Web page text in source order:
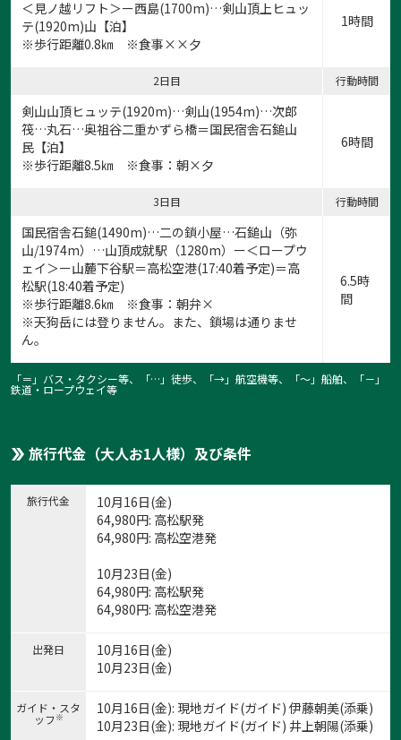
＜見ノ越リフト＞ー西島(1700m)…剣山頂上ヒュッ
テ(1920m)山【泊】
※歩行距離0.8㎞ ※食事××夕
1時間
2日目 行動時間
剣山山頂ヒュッテ(1920m)…剣山(1954m)…次郎
筏…丸石…奥祖谷二重かずら橋＝国民宿舎石鎚山
民【泊】
※歩行距離8.5㎞ ※食事：朝×夕
6時間
3日目 行動時間
国民宿舎石鎚(1490m)…二の鎖小屋…石鎚山（弥
山/1974m）…山頂成就駅（1280m）ー＜ロープウ
ェイ＞ー山麓下谷駅＝高松空港(17:40着予定)＝高
松駅(18:40着予定)
※歩行距離8.6㎞ ※食事：朝弁×
※天狗岳には登りません。また、鎖場は通りませ
ん。
6.5時
間
「＝」バス・タクシー等、「…」徒歩、「→」航空機等、「〜」船舶、「－」
鉄道・ロープウェイ等
旅行代金（大人お1人様）及び条件
旅行代金
10月16日(金)
64,980円: 高松駅発
64,980円: 高松空港発
10月23日(金)
64,980円: 高松駅発
64,980円: 高松空港発
出発日
10月16日(金)
10月23日(金)
ガイド・スタ
ッフ※
10月16日(金): 現地ガイド(ガイド) 伊藤朝美(添乗)
10月23日(金): 現地ガイド(ガイド) 井上朝陽(添乗)
1:石鎚神社